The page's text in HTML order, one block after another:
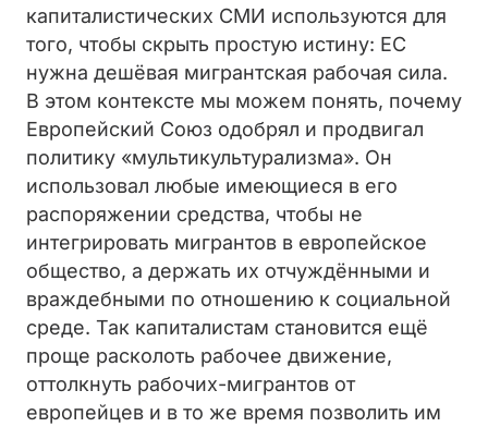
капиталистических СМИ используются для
того, чтобы скрыть простую истину: ЕС
нужна дешёвая мигрантская рабочая сила.
В этом контексте мы можем понять, почему
Европейский Союз одобрял и продвигал
политику «мультикультурализма». Он
использовал любые имеющиеся в его
распоряжении средства, чтобы не
интегрировать мигрантов в европейское
общество, а держать их отчуждёнными и
враждебными по отношению к социальной
среде. Так капиталистам становится ещё
проще расколоть рабочее движение,
оттолкнуть рабочих-мигрантов от
европейцев и в то же время позволить им